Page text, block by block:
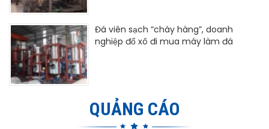
Đá viên sạch “cháy hàng”, doanh
nghiệp đổ xô đi mua máy làm đá
QUẢNG CÁO